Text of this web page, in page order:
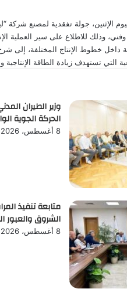
الإثنين، جولة تفقدية لمصنع شركة
داخل خطوط الإنتاج المختلفة، إلى
التي تستهدف زيادة الطاقة
وزير الطيران
الحركة الجوية
8 أغسطس، 2026
متابعة تنفيذ
الشروق والعبور
8 أغسطس، 2026